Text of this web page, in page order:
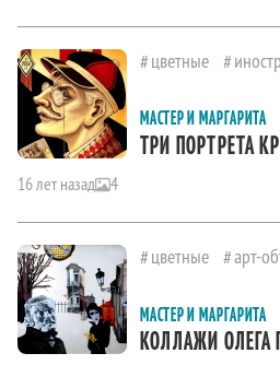
цветные
МАСТЕР И МАРГАРИТА
ТРИ ПОРТРЕТА
16 лет назад 4
цветные арт-
МАСТЕР И МАРГАРИТА
КОЛЛАЖИ ОЛЕГА